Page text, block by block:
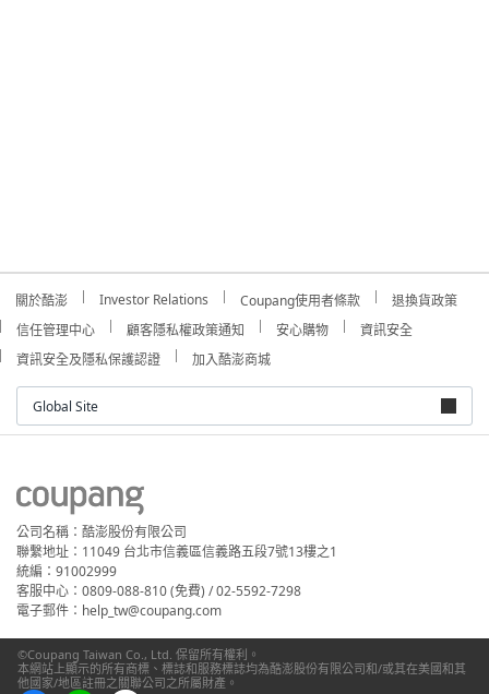
關於酷澎 Investor Relations Coupang使用者條款
退換貨政策
信任管理中心
顧客隱私權政策通知 安心購物
資訊安全
資訊安全及隱私保護認證
加入酷澎商城
Global Site
公司名稱：酷澎股份有限公司
聯繫地址：11049 台北市信義區信義路五段7號13樓之1
統編：91002999
客服中心：0809-088-810 (免費) / 02-5592-7298
電子郵件：help_tw@coupang.com
©Coupang Taiwan Co., Ltd. 保留所有權利。
本網站上顯示的所有商標、標誌和服務標誌均為酷澎股份有限公司和/或其在美國和其
他國家/地區註冊之關聯公司之所屬財產。